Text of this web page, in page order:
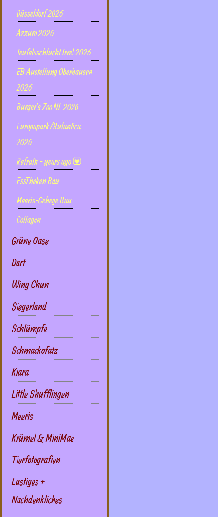
Düsseldorf 2026
Azzuro 2026
Teufelsschlucht Irrel 2026
EB Austellung Oberhausen
2026
Burger's Zoo NL 2026
Europapark/Rulantica
2026
Refrath - years ago 💟
EssTheken Bau
Meeris-Gehege Bau
Collagen
Grüne Oase
Dart
Wing Chun
Siegerland
Schlümpfe
Schmackofatz
Kiara
Little Shufflingen
Meeris
Krümel & MiniMae
Tierfotografien
Lustiges +
Nachdenkliches